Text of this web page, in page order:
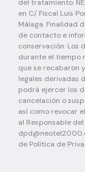
del tratamiento:
en C/ Fiscal Luis
Málaga. Finalidad
de contacto e
conservación: Los
durante el tiempo
que se recabaron
legales derivadas
podrá ejercer los
cancelación o
así como revocar
al Responsable
de Política de